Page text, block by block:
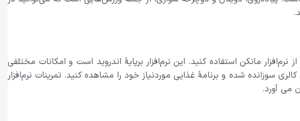
مانکن استفاده کنید. این نرم‌افزار برپایهٔ اندروید است و امکانات مختلفی
سوزانده شده و برنامهٔ غذایی مورد‌نیاز خود را مشاهده کنید. تمرینات نرم‌افزار